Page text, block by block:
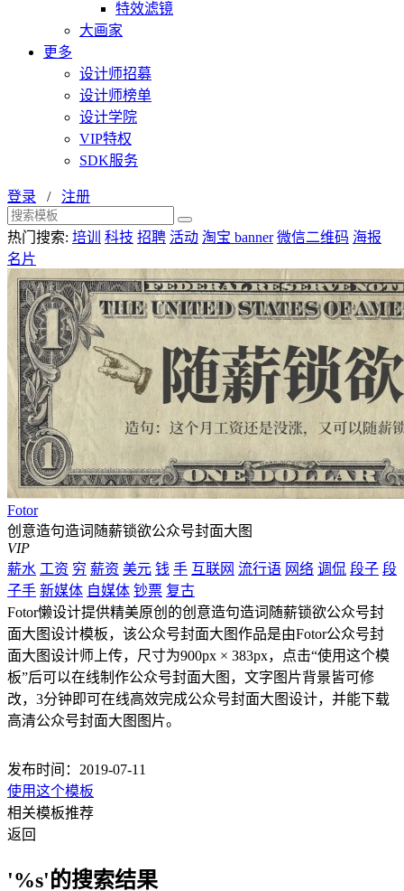
特效滤镜
大画家
更多
设计师招募
设计师榜单
设计学院
VIP特权
SDK服务
登录 / 注册
热门搜索: 培训 科技 招聘 活动 淘宝 banner 微信二维码 海报
名片
Fotor
创意造句造词随薪锁欲公众号封面大图
VIP
薪水 工资 穷 薪资 美元 钱 手 互联网 流行语 网络 调侃 段子 段
子手 新媒体 自媒体 钞票 复古
Fotor懒设计提供精美原创的创意造句造词随薪锁欲公众号封
面大图设计模板，该公众号封面大图作品是由Fotor公众号封
面大图设计师上传，尺寸为900px × 383px，点击“使用这个模
板”后可以在线制作公众号封面大图，文字图片背景皆可修
改，3分钟即可在线高效完成公众号封面大图设计，并能下载
高清公众号封面大图图片。
发布时间：2019-07-11
使用这个模板
相关模板推荐
返回
'%s'的搜索结果